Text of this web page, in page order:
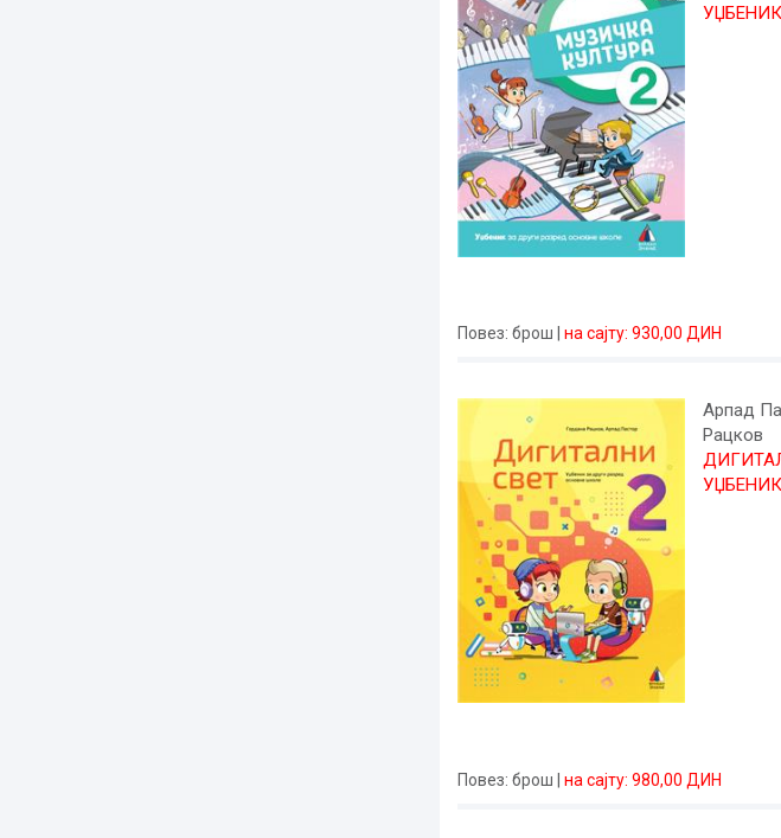
УЏБЕНИК
Повез: брош на сајту: 930,00 ДИН
Арпад
Рацков
УЏБЕНИК
Повез: брош на сајту: 980,00 ДИН